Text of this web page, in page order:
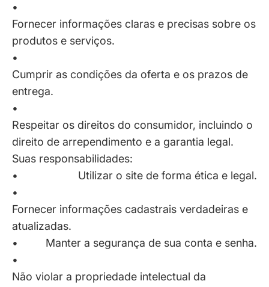
•
Fornecer informações claras e precisas sobre os
produtos e serviços.
•
Cumprir as condições da oferta e os prazos de
entrega.
•
Respeitar os direitos do consumidor, incluindo o
direito de arrependimento e a garantia legal.
Suas responsabilidades:
•
Utilizar o site de forma ética e legal.
•
Fornecer informações cadastrais verdadeiras e
atualizadas.
•
Manter a segurança de sua conta e senha.
•
Não violar a propriedade intelectual da